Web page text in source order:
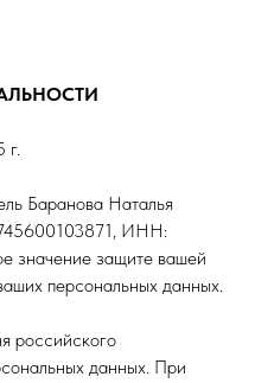
г.
Баранова Наталья
ИНН:
значение защите вашей
персональных данных.
российского
данных. При